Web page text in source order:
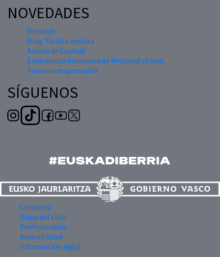
NOVEDADES
Noticias
Blog Turista maitea
Acerca de Euskadi
Experiencia inmersiva de Realidad virtual
Turismo responsable
SÍGUENOS
Contacto
Mapa del sitio
Profesionales
Accesibilidad
Información legal